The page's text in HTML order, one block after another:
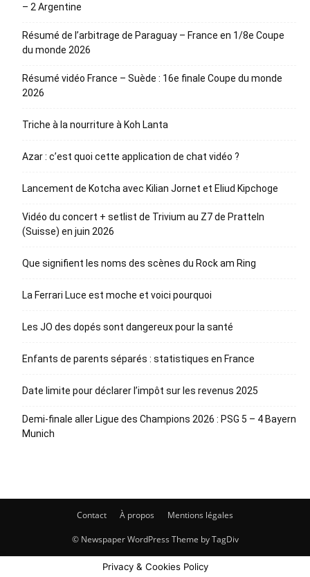
– 2 Argentine
Résumé de l’arbitrage de Paraguay – France en 1/8e Coupe
du monde 2026
Résumé vidéo France – Suède : 16e finale Coupe du monde
2026
Triche à la nourriture à Koh Lanta
Azar : c’est quoi cette application de chat vidéo ?
Lancement de Kotcha avec Kilian Jornet et Eliud Kipchoge
Vidéo du concert + setlist de Trivium au Z7 de Pratteln
(Suisse) en juin 2026
Que signifient les noms des scènes du Rock am Ring
La Ferrari Luce est moche et voici pourquoi
Les JO des dopés sont dangereux pour la santé
Enfants de parents séparés : statistiques en France
Date limite pour déclarer l’impôt sur les revenus 2025
Demi-finale aller Ligue des Champions 2026 : PSG 5 – 4 Bayern
Munich
Contact À propos Mentions légales
© Newspaper WordPress Theme by TagDiv
Privacy & Cookies Policy